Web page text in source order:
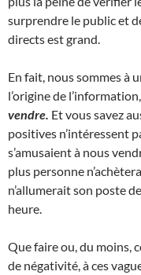
surprendre le public et
directs est grand.
En fait, nous sommes à
l’origine de
vendre. Et vous savez
positives n’intéressent
s’amusaient à nous
plus personne
n’allumerait son poste
heure.
Que faire ou, du moins,
de négativité, à ces